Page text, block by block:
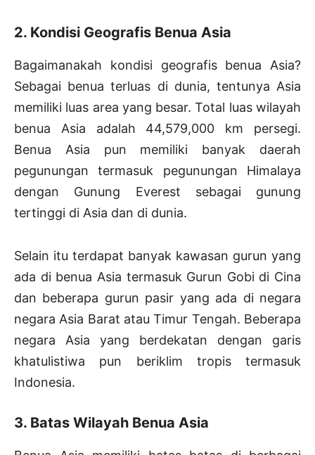
2. Kondisi Geografis Benua Asia
Bagaimanakah kondisi geografis benua Asia?
Sebagai benua terluas di dunia, tentunya Asia
memiliki luas area yang besar. Total luas wilayah
benua Asia adalah 44,579,000 km persegi.
Benua Asia pun memiliki banyak daerah
pegunungan termasuk pegunungan Himalaya
dengan Gunung Everest sebagai gunung
tertinggi di Asia dan di dunia.
Selain itu terdapat banyak kawasan gurun yang
ada di benua Asia termasuk Gurun Gobi di Cina
dan beberapa gurun pasir yang ada di negara
negara Asia Barat atau Timur Tengah. Beberapa
negara Asia yang berdekatan dengan garis
khatulistiwa pun beriklim tropis termasuk
Indonesia.
3. Batas Wilayah Benua Asia